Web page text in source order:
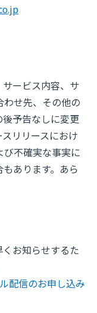
ービス内容、サ
わせ先、その他の
予告なしに変更
リリースにおけ
び不確実な事実に
あります。あら
お知らせするた
配信のお申し込み